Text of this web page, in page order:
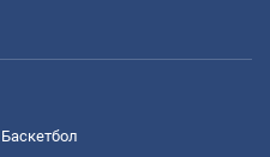
Баскетбол